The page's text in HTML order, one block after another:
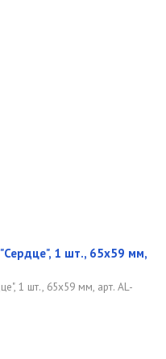
1 шт., 65х59 мм,
1 шт., 65х59 мм, арт. AL-